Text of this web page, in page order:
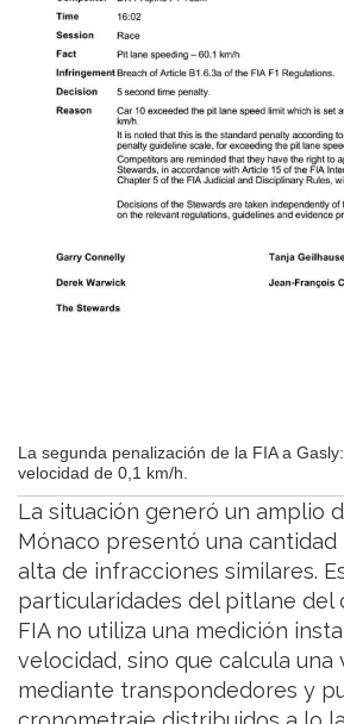
La segunda penalización de la FIA a
velocidad de 0,1 km/h.
La situación generó un amplio
Mónaco presentó una cantidad
alta de infracciones similares.
particularidades del pitlane del
FIA no utiliza una medición
velocidad, sino que calcula una
mediante transpondedores y